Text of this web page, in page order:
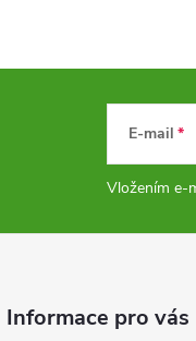
E-mail
Vložením e-
Informace pro vás